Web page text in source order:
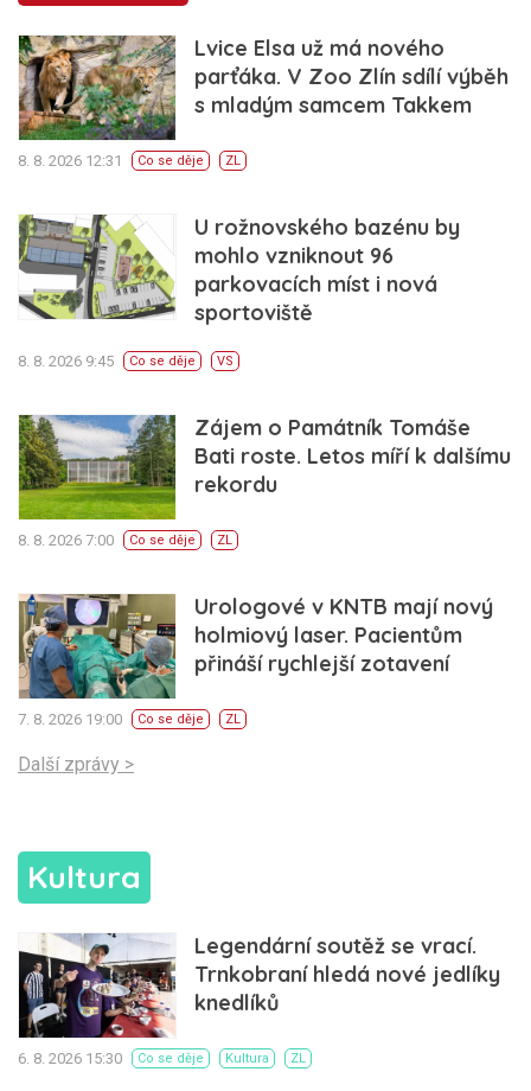
Lvice Elsa už má nového
parťáka. V Zoo Zlín sdílí výběh
s mladým samcem Takkem
8. 8. 2026 12:31 Co se děje ZL
U rožnovského bazénu by
mohlo vzniknout 96
parkovacích míst i nová
sportoviště
8. 8. 2026 9:45 Co se děje VS
Zájem o Památník Tomáše
Bati roste. Letos míří k dalšímu
rekordu
8. 8. 2026 7:00 Co se děje ZL
Urologové v KNTB mají nový
holmiový laser. Pacientům
přináší rychlejší zotavení
7. 8. 2026 19:00 Co se děje ZL
Další zprávy >
Kultura
Legendární soutěž se vrací.
Trnkobraní hledá nové jedlíky
knedlíků
6. 8. 2026 15:30 Co se děje Kultura ZL